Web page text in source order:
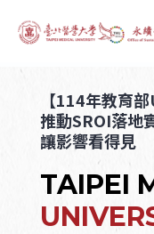
【114年教育
推動SROI落地
讓影響看得見
TAIPEI